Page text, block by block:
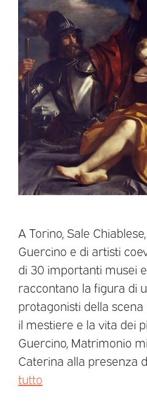
A Torino, Sale
Guercino e di artisti
di 30 importanti musei
raccontano la figura di
protagonisti della scena
il mestiere e la vita dei
Guercino, Matrimonio
Caterina alla presenza
tutto